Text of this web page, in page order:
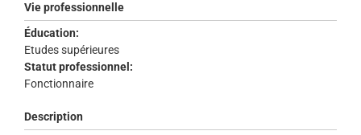
Vie professionnelle
Éducation:
Etudes supérieures
Statut professionnel:
Fonctionnaire
Description